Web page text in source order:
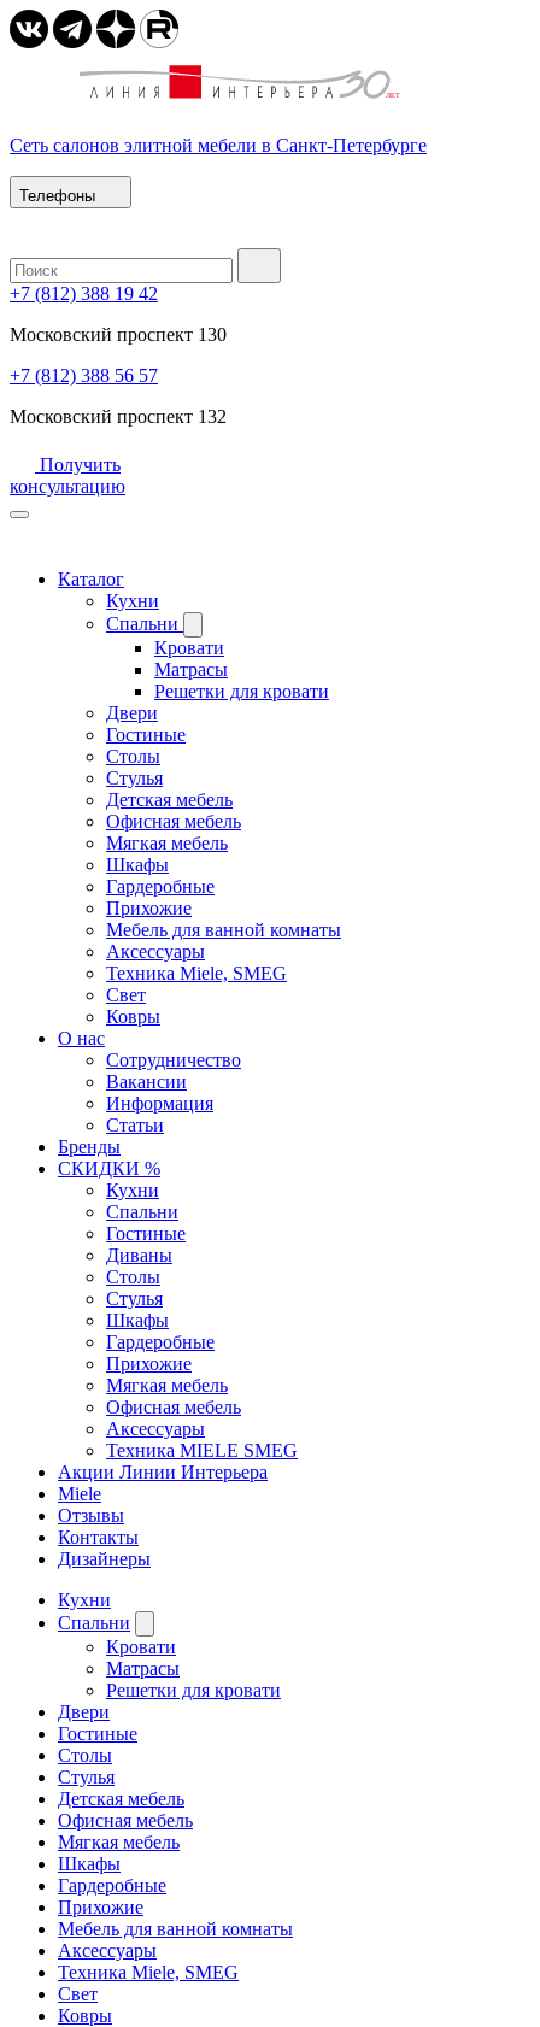
Сеть салонов элитной мебели в Санкт-Петербурге
Телефоны
+7 (812) 388 19 42
Московский проспект 130
+7 (812) 388 56 57
Московский проспект 132
Получить
консультацию
Каталог
Кухни
Спальни
Кровати
Матрасы
Решетки для кровати
Двери
Гостиные
Столы
Стулья
Детская мебель
Офисная мебель
Мягкая мебель
Шкафы
Гардеробные
Прихожие
Мебель для ванной комнаты
Аксессуары
Техника Miele, SMEG
Свет
Ковры
О нас
Сотрудничество
Вакансии
Информация
Статьи
Бренды
СКИДКИ %
Кухни
Спальни
Гостиные
Диваны
Столы
Стулья
Шкафы
Гардеробные
Прихожие
Мягкая мебель
Офисная мебель
Аксессуары
Техника MIELE SMEG
Акции Линии Интерьера
Miele
Отзывы
Контакты
Дизайнеры
Кухни
Спальни
Кровати
Матрасы
Решетки для кровати
Двери
Гостиные
Столы
Стулья
Детская мебель
Офисная мебель
Мягкая мебель
Шкафы
Гардеробные
Прихожие
Мебель для ванной комнаты
Аксессуары
Техника Miele, SMEG
Свет
Ковры